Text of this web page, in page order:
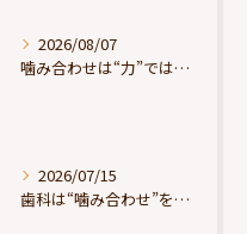
2026/08/07
噛み合わせは“力”ではなく“許可”である
2026/07/15
歯科は“噛み合わせ”を見ているが、身体は“通り道”を見ている